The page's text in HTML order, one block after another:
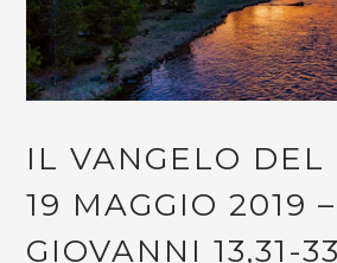
IL VANGELO DEL
19 MAGGIO 2019 –
GIOVANNI 13,31-